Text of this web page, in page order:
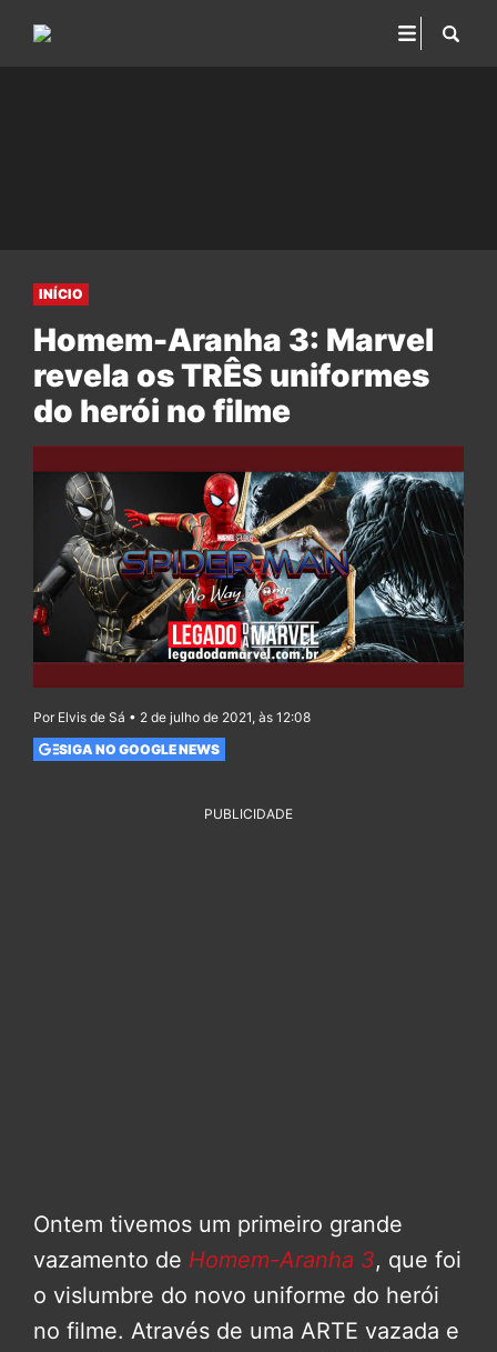
INÍCIO
Homem-Aranha 3: Marvel
revela os TRÊS uniformes
do herói no filme
Por Elvis de Sá • 2 de julho de 2021, às 12:08
SIGA NO GOOGLE NEWS
PUBLICIDADE
Ontem tivemos um primeiro grande
vazamento de Homem-Aranha 3, que foi
o vislumbre do novo uniforme do herói
no filme. Através de uma ARTE vazada e